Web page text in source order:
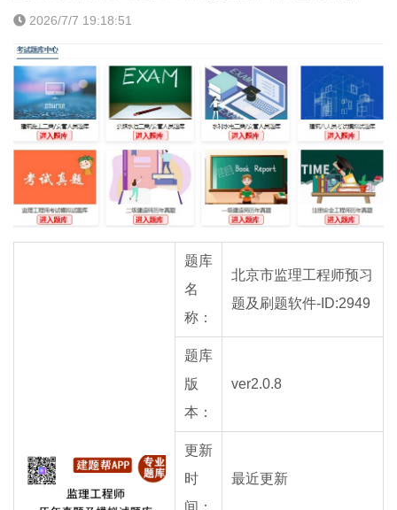
2026/7/7 19:18:51
题库
名
称：
北京市监理工程师预习
题及刷题软件-ID:2949
题库
版
本：
ver2.0.8
更新
时
间：
最近更新